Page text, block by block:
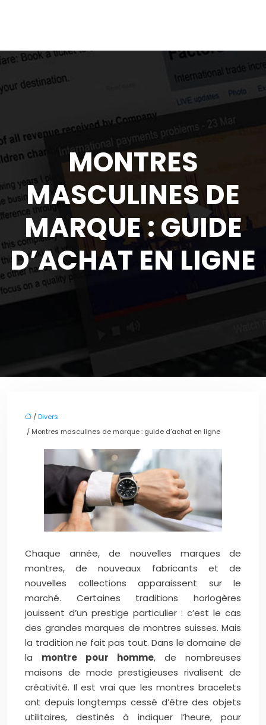
MONTRES
MASCULINES DE
MARQUE : GUIDE
D’ACHAT EN LIGNE
/Divers
/ Montres masculines de marque : guide d’achat en ligne
Chaque année, de nouvelles marques de
montres, de nouveaux fabricants et de
nouvelles collections apparaissent sur le
marché. Certaines traditions horlogères
jouissent d’un prestige particulier : c’est le cas
des grandes marques de montres suisses. Mais
la tradition ne fait pas tout. Dans le domaine de
la montre pour homme, de nombreuses
maisons de mode prestigieuses rivalisent de
créativité. Il est vrai que les montres bracelets
ont depuis longtemps cessé d’être des objets
utilitaires, destinés à indiquer l’heure, pour